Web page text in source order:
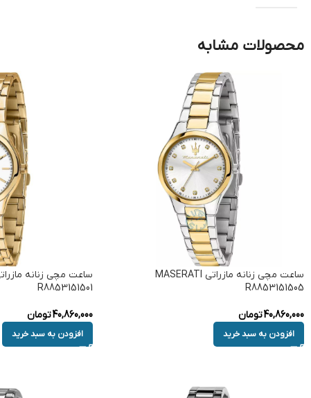
محصولات مشابه
ساعت مچی زنانه مازراتی MASERATI
R8853151505
40,860,000تومان
افزودن به سبد خرید
R8853151501
40,860,000تومان
افزودن به سبد خرید